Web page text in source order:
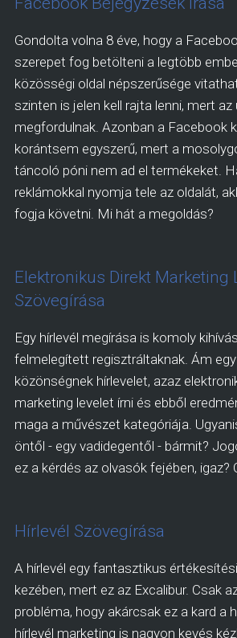
Gondolta volna 8 éve, hogy a
szerepet fog betölteni a legtöbb
közösségi oldal népszerűsége
szinten is jelen kell rajta lenni, mert
megfordulnak. Azonban a Facebook
korántsem egyszerű, mert a
táncoló póni nem ad el termékeket.
reklámokkal nyomja tele az oldalát,
fogja követni. Mi hát a megoldás?
Elektronikus Direkt Marketing
Szövegírása
Egy hírlevél megírása is komoly
felmelegített regisztráltaknak. Ám
közönségnek hírlevelet, azaz
marketing levelet írni és ebből
maga a művészet kategóriája.
öntől - egy vadidegentől - bármit?
ez a kérdés az olvasók fejében, igaz?
Hírlevél Szövegírása
A hírlevél egy fantasztikus
kezében, mert ez az Excalibur. Csak
probléma, hogy akárcsak ez a kard a
hírlevél marketing is nagyon kevés